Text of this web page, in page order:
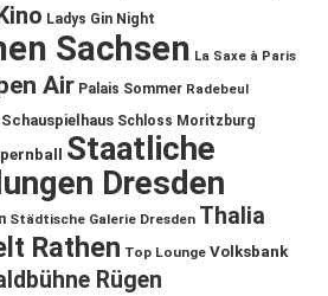
Ladys Gin Night
Sachsen La Saxe à Paris
Air Palais Sommer Radebeul
Schauspielhaus Schloss Moritzburg
Staatliche
Dresden
Städtische Galerie Dresden Thalia
Rathen Top Lounge Volksbank
Rügen